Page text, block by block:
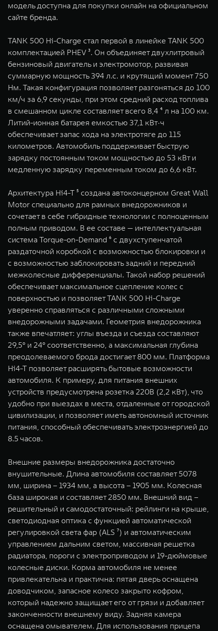
WEY 80
Масштаб возможностей
от 6 449 000 ₽
WEY 80
Масштаб
от 8 099
модель доступна для покупки онлайн на официальном
сайте бренда.
TANK 500 Hi-Charge стал первой в линейке TANK 500
комплектацией PHEV ³. Он объединяет двухлитровый
бензиновый двигатель и электромотор, развивая
суммарную мощность 394 л.с. и крутящий момент 750
Нм. Такая конфигурация позволяет разгоняться до 100
км/ч за 6,9 секунды, при этом средний расход топлива
в смешанном цикле составляет всего 8,4 ⁴ л на 100 км.
Литий-ионная батарея емкостью 37,1 кВт·ч
обеспечивает запас хода на электротяге до 115
километров. Автомобиль поддерживает быструю
зарядку постоянным током мощностью до 53 кВт и
медленную зарядку переменным током до 6,6 кВт.
Архитектура Hi4-T ⁵ создана автоконцерном Great Wall
Motor специально для рамных внедорожников и
сочетает в себе гибридные технологии с полноценным
полным приводом. В ее составе — интеллектуальная
система Torque-on-Demand ⁶ с двухступенчатой
раздаточной коробкой с возможностью блокировки и
с возможностью заблокировать задний и передний
межколесные дифференциалы. Такой набор решений
обеспечивает максимальное сцепление колес с
поверхностью и позволяет TANK 500 Hi-Charge
уверенно справляться с различными сложными
внедорожными задачами. Геометрия внедорожника
также впечатляет: углы въезда и съезда составляют
29,5° и 24° соответственно, а максимальная глубина
преодолеваемого брода достигает 800 мм. Платформа
Hi4-T позволяет расширять бытовые возможности
автомобиля. К примеру, для питания внешних
устройств предусмотрена розетка 220В (2,2 кВт), что
удобно при выездах в места, отдаленные от городской
цивилизации, и позволяет иметь автономный источник
питания, способный обеспечивать электроэнергией до
8.5 часов.
Внешние размеры внедорожника достаточно
внушительные. Длина автомобиля составляет 5078
мм, ширина – 1934 мм, а высота – 1905 мм. Колесная
база широкая и составляет 2850 мм. Внешний вид –
решительный и самодостаточный: рейлинги на крыше,
светодиодная оптика с функцией автоматической
регулировкой света фар (ALS ⁷) и автоматическим
управлением дальним светом, массивная решетка
радиатора, пороги с электроприводом и 19-дюймовые
колесные диски. Корма автомобиля не менее
привлекательна и практична: пятая дверь оснащена
доводчиком, запасное колесо закрыто кофром,
который надежно защищает его от грязи и добавляет
законченности внешнему виду. Задняя камера
оснащена омывателем. Для использования прицепа